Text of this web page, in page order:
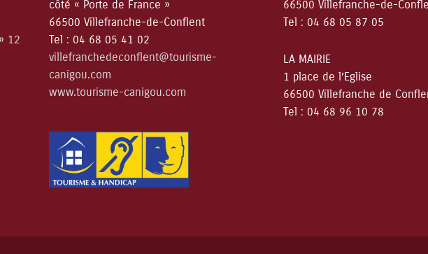
12
côté « Porte de France »
66500 Villefranche-de-Conflent
Tel : 04 68 05 41 02
villefranchedeconflent@tourisme-
canigou.com
www.tourisme-canigou.com
66500 Villefranche-de-
Tel : 04 68 05 87 05
LA MAIRIE
1 place de l’Eglise
66500 Villefranche de
Tel : 04 68 96 10 78